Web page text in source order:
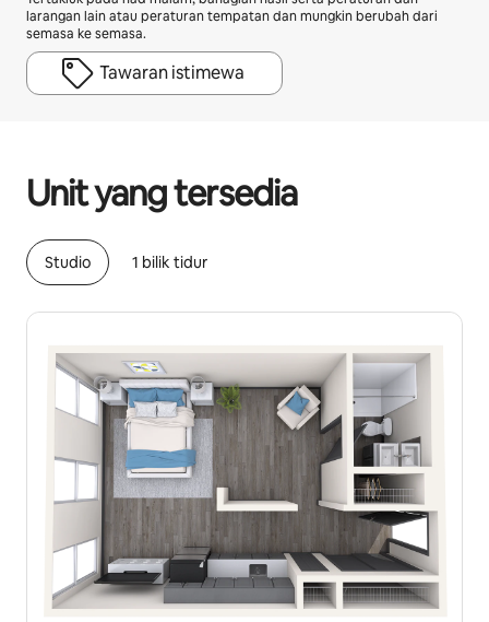
larangan lain atau peraturan tempatan dan mungkin berubah dari
semasa ke semasa.
Tawaran istimewa
Unit yang tersedia
Studio 1 bilik tidur